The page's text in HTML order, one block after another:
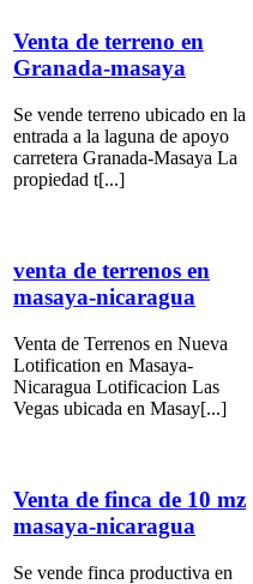
Venta de terreno en
Granada-masaya
Se vende terreno ubicado en la
entrada a la laguna de apoyo
carretera Granada-Masaya La
propiedad t[...]
venta de terrenos en
masaya-nicaragua
Venta de Terrenos en Nueva
Lotification en Masaya-
Nicaragua Lotificacion Las
Vegas ubicada en Masay[...]
Venta de finca de 10 mz
masaya-nicaragua
Se vende finca productiva en